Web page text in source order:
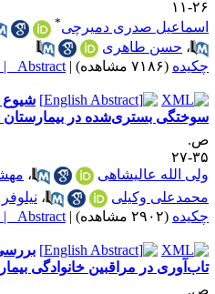
۱۱
صدری دمیرچی
،حسن طاهری
(۷۱۸۶ مشاهده) |
Abstract |
شیوع و
بستری‌شده در بیمارستان 5 آذر گرگان در سال 1399 تا 1400
۲۷
الله عالیشاهی
،
وکیلی
،نیلوفر
(۲۹۰۲ مشاهده) |
Abstract |
بررسی
در مراقبین خانوادگی